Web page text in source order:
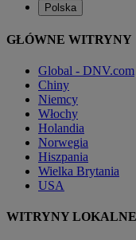
Polska
GŁÓWNE WITRYNY
Global - DNV.com
Chiny
Niemcy
Włochy
Holandia
Norwegia
Hiszpania
Wielka Brytania
USA
WITRYNY